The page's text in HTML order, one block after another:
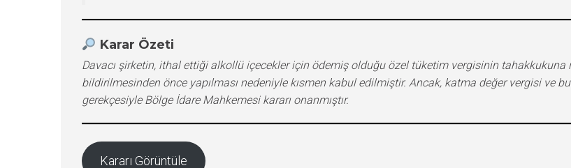
Karar Özeti
Davacı şirketin, ithal ettiği alkollü içecekler için ödemiş olduğu özel tüketim vergisinin
bildirilmesinden önce yapılması nedeniyle kısmen kabul edilmiştir. Ancak, katma değer vergisi ve
gerekçesiyle Bölge İdare Mahkemesi kararı onanmıştır.
Kararı Görüntüle